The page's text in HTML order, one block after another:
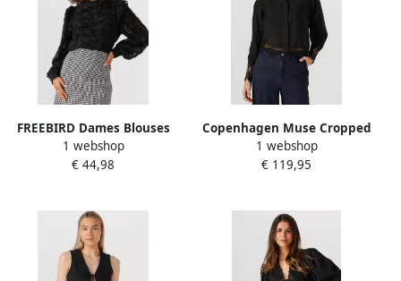
FREEBIRD Dames Blouses
Bambie Zwart
1 webshop
€ 44,98
Copenhagen Muse Cropped
blouse met kanten details
Molly zwart
1 webshop
€ 119,95